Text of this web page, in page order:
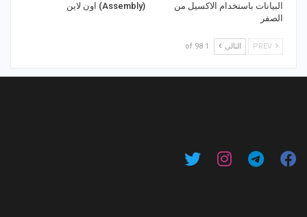
البيانات باستخدام الاكسيل من
الصفر
(Assembly) اون لاين
التالي 1 of 98